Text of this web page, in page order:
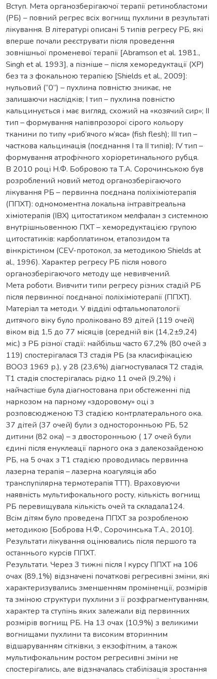
Вступ. Мета органозберігаючої терапії ретинобластоми
(РБ) – повний регрес всіх вогнищ пухлини в результаті
лікування. В літературі описані 5 типів регресу РБ, які
вперше почали реєструвати після проведення
зовнішньої променевої терапії [Abramson et al. 1981.,
Singh et al. 1993], а пізніше – після хеморедуктації (ХР)
без та з фокальною терапією [Shields et al., 2009]:
нульовий (“0”) – пухлина повністю зникає, не
залишаючи наслідків; I тип – пухлина повністю
кальцинується і має вигляд, схожий на «козячий сир»; II
тип – формування напівпрозорої сірого кольору
тканини по типу «риб’ячого м’яса» (fish flesh); III тип –
часткова кальцинація (поєднання I та II типів); IV тип –
формування атрофічного хоріоретинального рубця.
В 2010 році Н.Ф. Бобровою та Т.А. Сорочинською був
розроблений новий метод органозберігаючого
лікування РБ – первинна поєднана поліхіміотерапія
(ППХТ): одномоментна локальна інтравітреальна
хіміотерапія (ІВХ) цитостатиком мелфалан з системною
внутрішньовенною ПХТ – хеморедуктацією групою
цитостатиків: карбоплатином, етапозидом та
вінкрістином (CEV-протокол, за методикою Shields at
al., 1996). Характер регресу РБ після нового
органозберігаючого методу ще невивчений.
Мета роботи. Вивчити типи регресу різних стадій РБ
після первинної поєднаної поліхіміотерапії (ППХТ).
Матеріал та методи. У відділі офтальмопатології
дитячого віку було проліковано 89 дітей (119 очей)
віком від 1,5 до 77 місяців (середній вік (14,2±9,24)
міс.) з РБ різної стадії: найбільш часто 67,2% (80 очей з
119) спостерігалася Т3 стадія РБ (за класифікацією
ВООЗ 1969 р.), у 28 (23,6%) діагностувалася Т2 стадія,
Т1 стадія спостерігалась рідко 11 очей (9,2%) і
найчастіше була діагностована при обстеженні під
наркозом на парному «здоровому» оці з
розповсюдженою Т3 стадією контрлатерального ока.
37 дітей (37 очей) були з односторонньою РБ, 52
дитини (82 ока) – з двосторонньою ( 17 очей були
єдині після енуклеації парного ока з далекозайденою
РБ, на 5 очах з Т1 стадією проводилась первинна
лазерна терапія – лазерна коагуляція або
транспупілярна термотерапія ТТТ). Враховуючи
наявність мультифокального росту, кількість вогнищ
РБ перевищувала кількість очей та складала124.
Всім дітям було проведена ППХТ за розробленою
методикою [Боброва Н.Ф., Сорочинська Т.А., 2010].
Результати лікування оцінювались після першого та
останнього курсів ППХТ.
Результати. Через 3 тижні після І курсу ППХТ на 106
очах (89,1%) відзначені початкові регресивні зміни, які
характеризувались зменшенням проміненції, розмірів
та зміною структури пухлини з її розфрагментуванням,
характер та ступінь яких залежали від первинних
розмірів вогнищ РБ. На 13 очах (10,9%) з великими
вогнищами пухлини та високим вторинним
відшаруванням сітківки, з екзофітним, а також
мультифокальним ростом регресивні зміни не
спостерігались, але відзначалась стабілізація зростання